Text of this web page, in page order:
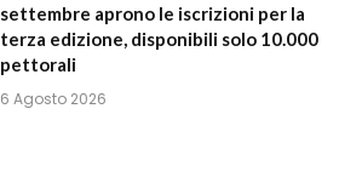
settembre aprono le iscrizioni per la
terza edizione, disponibili solo 10.000
pettorali
6 Agosto 2026